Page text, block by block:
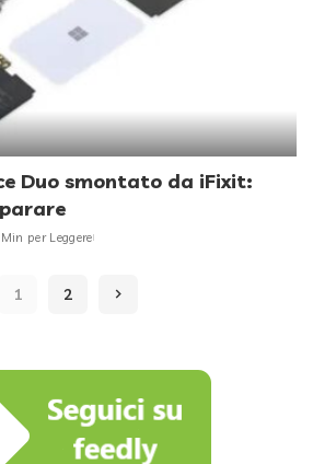
Duo smontato da iFixit:
per Leggere
1 2